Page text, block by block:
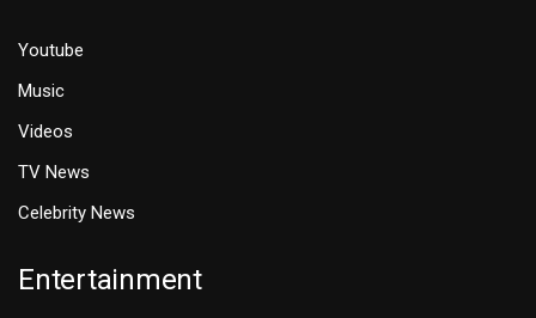
Youtube
Music
Videos
TV News
Celebrity News
Entertainment